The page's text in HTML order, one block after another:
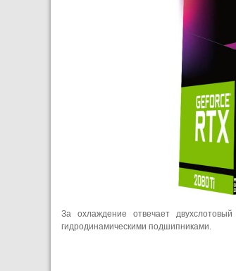
За охлаждение отвечает
гидродинамическими подшипниками.